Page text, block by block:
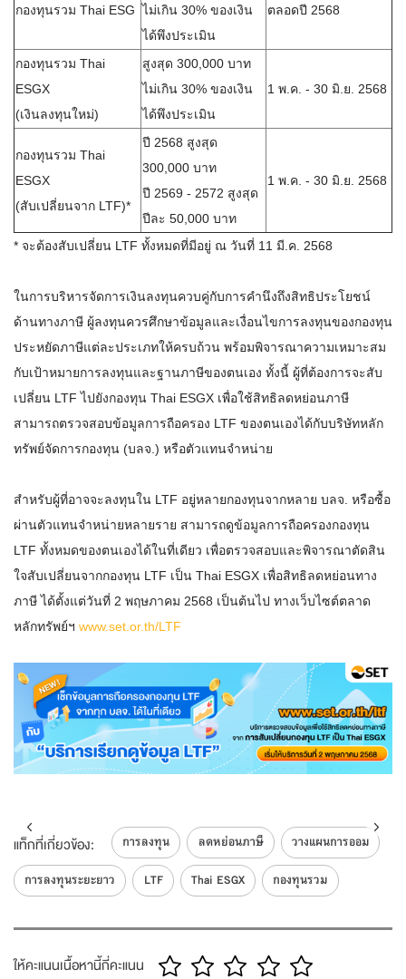
กองทุนรวม Thai ESG ไม่เกิน 30% ของเงิน
ได้พึงประเมิน
ตลอดปี 2568
กองทุนรวม Thai
ESGX
(เงินลงทุนใหม่)
สูงสุด 300,000 บาท
ไม่เกิน 30% ของเงิน
ได้พึงประเมิน
1 พ.ค. - 30 มิ.ย. 2568
กองทุนรวม Thai
ESGX
(สับเปลี่ยนจาก LTF)*
ปี 2568 สูงสุด
300,000 บาท
ปี 2569 - 2572 สูงสุด
ปีละ 50,000 บาท
1 พ.ค. - 30 มิ.ย. 2568
* จะต้องสับเปลี่ยน LTF ทั้งหมดที่มีอยู่ ณ วันที่ 11 มี.ค. 2568
ในการบริหารจัดการเงินลงทุนควบคู่กับการคำนึงถึงสิทธิประโยชน์
ด้านทางภาษี ผู้ลงทุนควรศึกษาข้อมูลและเงื่อนไขการลงทุนของกองทุน
ประหยัดภาษีแต่ละประเภทให้ครบถ้วน พร้อมพิจารณาความเหมาะสม
กับเป้าหมายการลงทุนและฐานภาษีของตนเอง ทั้งนี้ ผู้ที่ต้องการจะสับ
เปลี่ยน LTF ไปยังกองทุน Thai ESGX เพื่อใช้สิทธิลดหย่อนภาษี
สามารถตรวจสอบข้อมูลการถือครอง LTF ของตนเองได้กับบริษัทหลัก
ทรัพย์จัดการกองทุน (บลจ.) หรือตัวแทนจำหน่าย
สำหรับผู้ที่อาจจะลงทุนใน LTF อยู่หลายกองทุนจากหลาย บลจ. หรือซื้อ
ผ่านตัวแทนจำหน่ายหลายราย สามารถดูข้อมูลการถือครองกองทุน
LTF ทั้งหมดของตนเองได้ในที่เดียว เพื่อตรวจสอบและพิจารณาตัดสิน
ใจสับเปลี่ยนจากกองทุน LTF เป็น Thai ESGX เพื่อสิทธิลดหย่อนทาง
ภาษี ได้ตั้งแต่วันที่ 2 พฤษภาคม 2568 เป็นต้นไป ทางเว็บไซต์ตลาด
หลักทรัพย์ฯ www.set.or.th/LTF
แท็กที่เกี่ยวข้อง: การลงทุน ลดหย่อนภาษี
วางแผนการออม
การลงทุนระยะยาว
LTF Thai ESGX กองทุนรวม
ให้คะแนนเนื้อหานี้กี่คะแนน